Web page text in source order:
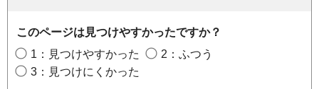
このページは見つけやすかったですか？
1：見つけやすかった
2：ふつう
3：見つけにくかった